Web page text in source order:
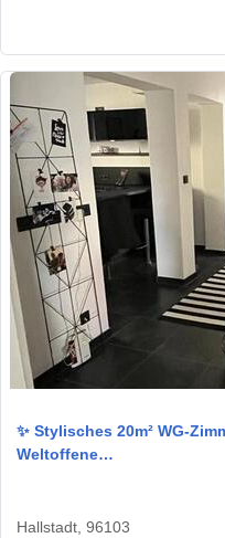
✨ Stylisches 20m² WG-
Weltoffene…
Hallstadt, 96103